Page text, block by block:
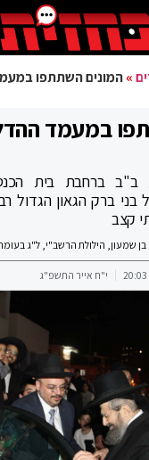
»המונים השתתפו
במעמד
ב"ב ברחבת בית
ברק הגאון הגדול
קצב
שמעון, הילולת הרשב"י, ל"ג
20:03 י"ח אייר התשפ"ג